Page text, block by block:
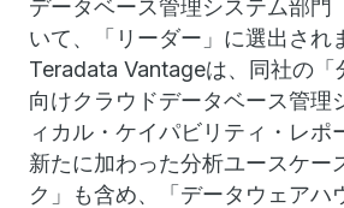
データベース管理システム部門
いて、「リーダー」に選出され
Teradata Vantageは、同社の「
向けクラウドデータベース管理
ィカル・ケイパビリティ・レポ
新たに加わった分析ユースケー
ク」も含め、「データウェアハ